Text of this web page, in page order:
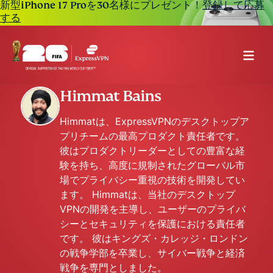
新型iPhone 17 Proを30名様にプレゼント！登録して応募
する
Himmat Bains
Himmatは、ExpressVPNのデスクトップア
プリチームの最高プロダクト責任者です。
彼はプロダクトリーダーとしての豊富な経
験を持ち、高度に規制されたグローバル市
場でプライバシー重視の技術を開発してい
ます。 Himmatは、当社のデスクトップ
VPNの開発を主導し、ユーザーのプライバ
シーとセキュリティを保護における責任者
です。 彼はキングズ・カレッジ・ロンドン
の戦争学部を卒業し、サイバー戦争と経済
戦争を専門としました。